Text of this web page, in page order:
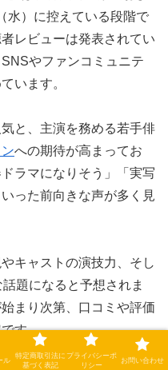
水）に控えている段階で
レビューは発表されてい
やファンコミュニテ
います。
と、主演を務める若手俳
への期待が高まってお
ラマになりそう」「実写
った前向きな声が多く見
キャストの演技力、そし
題になると予想されま
まり次第、口コミや評価
す。
ル
特定商取引法に
基づく表記
プライバシーポ
リシー
お問い合わせ